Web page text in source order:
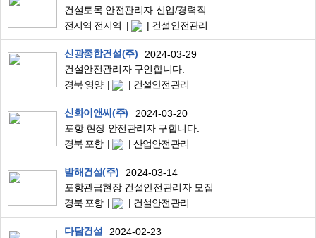
전지역 전지역
건설안전관리
신광종합건설(주)
2024-03-29
건설안전관리자 구인합니다.
경북 영양
건설안전관리
신화이앤씨(주)
2024-03-20
포항 현장 안전관리자 구합니다.
경북 포항
산업안전관리
발해건설(주)
2024-03-14
포항관급현장 건설안전관리자 모집
경북 포항
건설안전관리
다담건설
2024-02-23